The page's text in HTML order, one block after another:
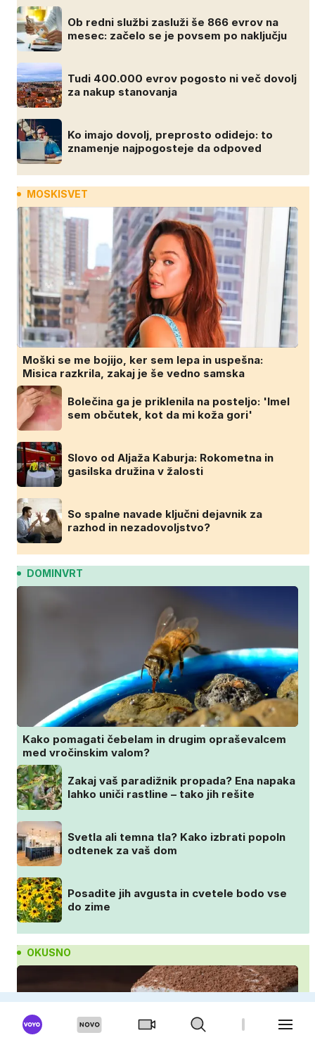
Ob redni službi zasluži še 866 evrov na
mesec: začelo se je povsem po naključju
Tudi 400.000 evrov pogosto ni več dovolj
za nakup stanovanja
Ko imajo dovolj, preprosto odidejo: to
znamenje najpogosteje da odpoved
MOSKISVET
Moški se me bojijo, ker sem lepa in uspešna:
Misica razkrila, zakaj je še vedno samska
Bolečina ga je priklenila na posteljo: 'Imel
sem občutek, kot da mi koža gori'
Slovo od Aljaža Kaburja: Rokometna in
gasilska družina v žalosti
So spalne navade ključni dejavnik za
razhod in nezadovoljstvo?
DOMINVRT
Kako pomagati čebelam in drugim opraševalcem
med vročinskim valom?
Zakaj vaš paradižnik propada? Ena napaka
lahko uniči rastline – tako jih rešite
Svetla ali temna tla? Kako izbrati popoln
odtenek za vaš dom
Posadite jih avgusta in cvetele bodo vse
do zime
OKUSNO